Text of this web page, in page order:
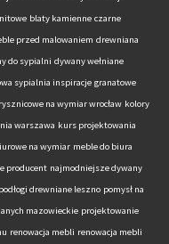
blaty kamienne czarne
przed malowaniem drewniana
do sypialni dywany wełniane
sypialnia inspiracje granatowe
na wymiar wrocław kolory
warszawa kurs projektowania
na wymiar meble do biura
producent najmodniejsze dywany
podłogi drewniane leszno pomysł na
mazowieckie projektowanie
renowacja mebli renowacja mebli